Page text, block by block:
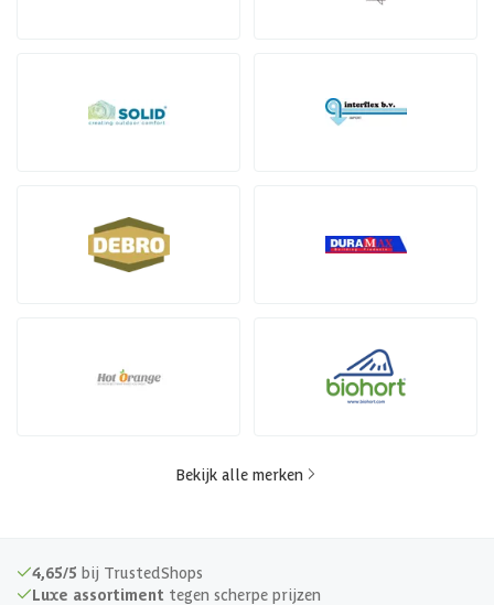
Bekijk alle merken
4,65/5 bij TrustedShops
Luxe assortiment tegen scherpe prijzen